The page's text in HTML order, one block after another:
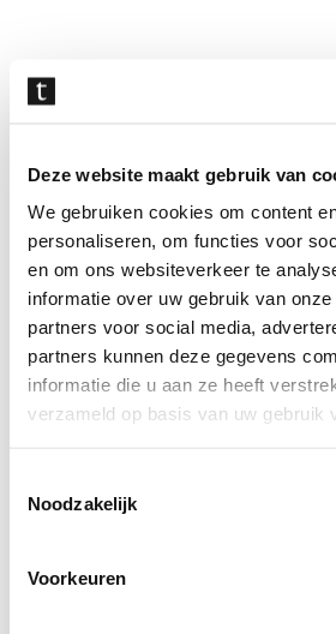
Deze website maakt gebruik van
We gebruiken cookies om content
personaliseren, om functies voor
en om ons websiteverkeer te
informatie over uw gebruik van
partners voor social media,
partners kunnen deze gegevens
informatie die u aan ze heeft
verzameld op basis van uw gebruik
Noodzakelijk
Voorkeuren
overslaan